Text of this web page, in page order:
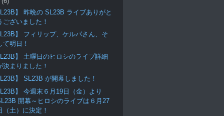
】 昨晩の SL23B ライブありがと
ございました！
】 フィリップ、ケルパさん、そ
て明日！
】 土曜日のヒロシのライブ詳細
決まりました！
】 SL23B が開幕しました！
】 今週末６月19日（金）より
開幕～ヒロシのライブは６月27
（土）に決定！